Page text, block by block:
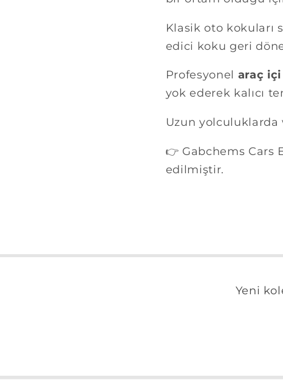
Klasik oto kokuları
edici koku geri
Profesyonel araç
yok ederek kalıcı
Uzun yolculuklarda
👉 Gabchems Cars
edilmiştir.
Yeni